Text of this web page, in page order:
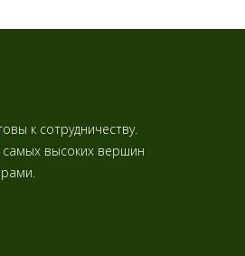
к сотрудничеству.
высоких вершин